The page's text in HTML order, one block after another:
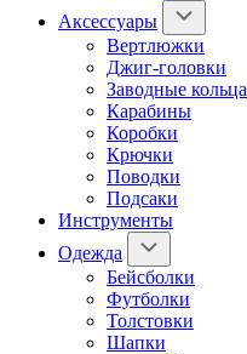
Аксессуары
Вертлюжки
Джиг-головки
Заводные кольца
Карабины
Коробки
Крючки
Поводки
Подсаки
Инструменты
Одежда
Бейсболки
Футболки
Толстовки
Шапки